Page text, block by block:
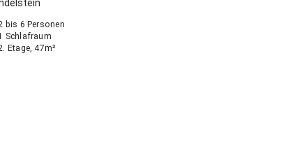
bis 6 Personen
Schlafraum
Etage, 47m²